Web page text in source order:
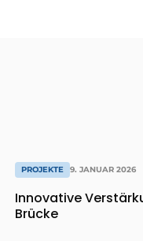
PROJEKTE 9. JANUAR 2026
Innovative
Brücke